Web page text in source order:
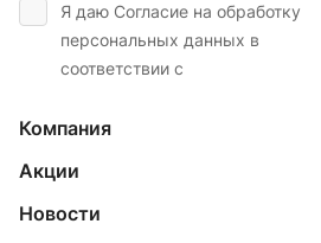
Я даю Согласие на обработку
персональных данных в
соответствии с
Компания
Акции
Новости